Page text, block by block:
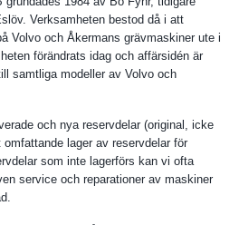
Verksamheten bestod då i att
Volvo och Åkermans grävmaskiner ute i
förändrats idag och affärsidén är
samtliga modeller av Volvo och
och nya reservdelar (original, icke
lager av reservdelar för
som inte lagerförs kan vi ofta
service och reparationer av maskiner